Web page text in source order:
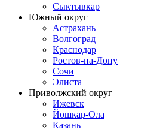
Сыктывкар
Южный округ
Астрахань
Волгоград
Краснодар
Ростов-на-Дону
Сочи
Элиста
Приволжский округ
Ижевск
Йошкар-Ола
Казань